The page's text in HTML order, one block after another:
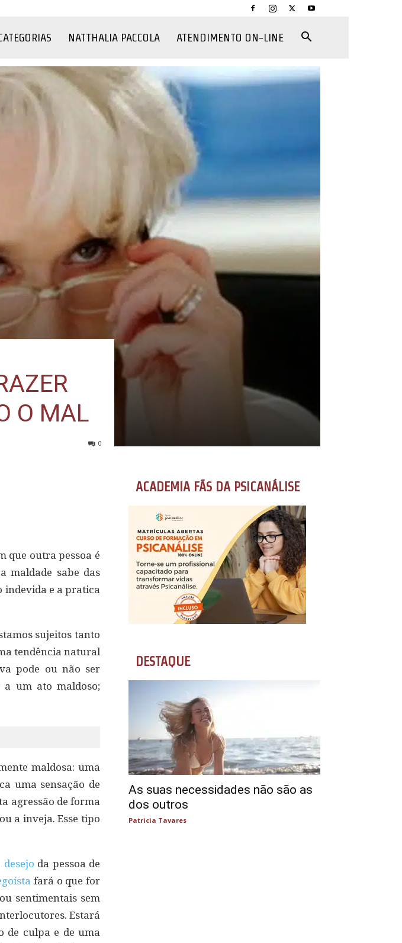
NATTHALIA PACCOLA ATENDIMENTO ON-LINE
O MAL
0
que outra pessoa é
maldade sabe das
indevida e a pratica
sujeitos tanto
tendência natural
pode ou não ser
um ato maldoso;
maldosa: uma
uma sensação de
agressão de forma
a inveja. Esse tipo
desejo da pessoa de
fará o que for
sentimentais sem
Estará
de culpa e de uma
ACADEMIA FÃS DA PSICANÁLISE
DESTAQUE
As suas necessidades não são as
dos outros
Patricia Tavares